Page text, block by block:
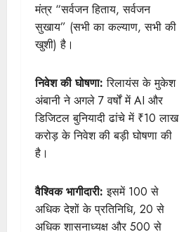
मंत्र “सर्वजन हिताय, सर्वजन
सुखाय” (सभी का कल्याण, सभी की
खुशी) है।
निवेश की घोषणा: रिलायंस के मुकेश
अंबानी ने अगले 7 वर्षों में AI और
डिजिटल बुनियादी ढांचे में ₹10 लाख
करोड़ के निवेश की बड़ी घोषणा की
है।
वैश्विक भागीदारी:इसमें 100 से
अधिक देशों के प्रतिनिधि, 20 से
अधिक शासनाध्यक्ष और 500 से